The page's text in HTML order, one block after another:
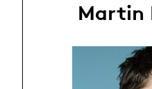
Martin